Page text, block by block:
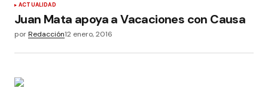
ACTUALIDAD
Juan Mata apoya a Vacaciones con Causa
porRedacción12 enero, 2016